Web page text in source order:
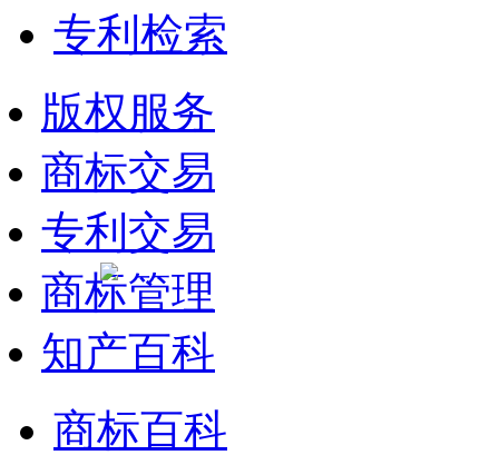
专利检索
版权服务
商标交易
专利交易
商标管理
知产百科
商标百科